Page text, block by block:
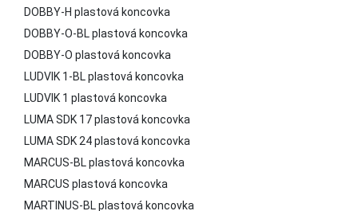
DOBBY-H plastová koncovka
DOBBY-O-BL plastová koncovka
DOBBY-O plastová koncovka
LUDVIK 1-BL plastová koncovka
LUDVIK 1 plastová koncovka
LUMA SDK 17 plastová koncovka
LUMA SDK 24 plastová koncovka
MARCUS-BL plastová koncovka
MARCUS plastová koncovka
MARTINUS-BL plastová koncovka